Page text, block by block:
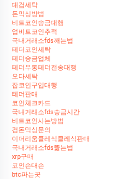
대검세탁
돈믹싱방법
비트코인송금대행
업비트코인추적
국내거래소fds깨는법
테더코인세탁
테더송금업체
테더무통테더전송대행
오다세탁
잡코인구입대행
테더판매
코인체크카드
국내거래소fds송금시간
비트코인사는방법
검돈믹싱문의
이더리움클레식클레식판매
국내거래소fds뚫는법
xrp구매
코인손대손
btc파는곳